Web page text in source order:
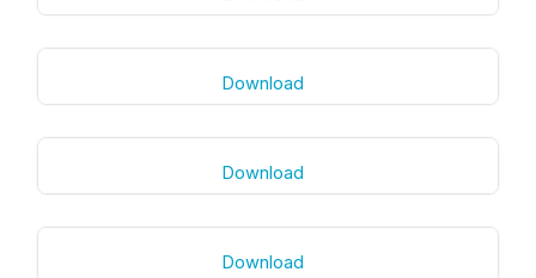
Download
Download
Download